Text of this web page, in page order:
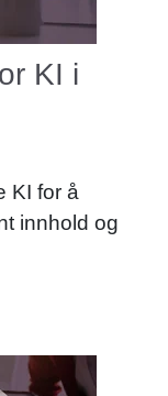
KI i
KI for å
innhold og